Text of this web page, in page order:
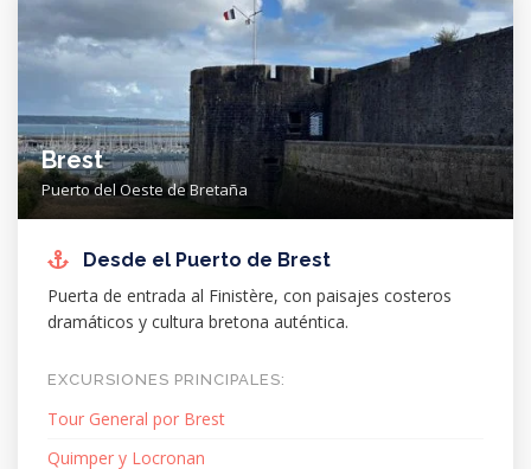
Brest
Puerto del Oeste de Bretaña
Desde el Puerto de Brest
Puerta de entrada al Finistère, con paisajes costeros
dramáticos y cultura bretona auténtica.
EXCURSIONES PRINCIPALES:
Tour General por Brest
Quimper y Locronan